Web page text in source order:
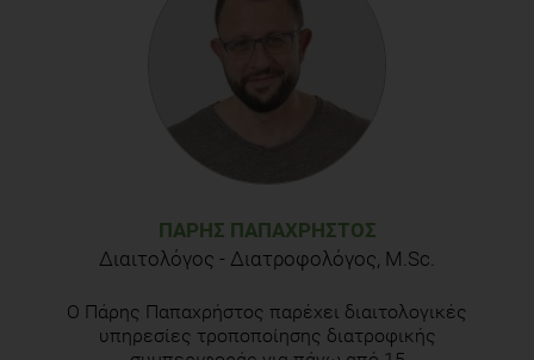
resynthesis after exhaustive exercise when carbohydrate is
Goldstein, Erica R., et al. "International society of sports
nutrition position stand: caffeine and performance."
EFSA Panel on Dietetic Products, Nutrition and Allergies
(NDA). "Scientific Opinion on the safety of caffeine."
EFSA
13.5 (2015): 4102.
ΠΆΡΗΣ ΠΑΠΑΧΡΉΣΤΟΣ
Διαιτολόγος - Διατροφολόγος, M.Sc.
Ο Πάρης Παπαχρήστος παρέχει διαιτολογικές
υπηρεσίες τροποποίησης διατροφικής